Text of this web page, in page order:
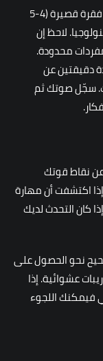
: خصص 5 دقائق لكتابة فقرة قصيرة (4-5
لاحظ إن
محدودة.
دقيقتين عن
سجّل صوتك ثم
عن نقاط قوتك
اكتشفت أن مهارة
كان التحدث لديك
نحو الحصول على
عشوائية. إذا
فيمكنك اللجوء